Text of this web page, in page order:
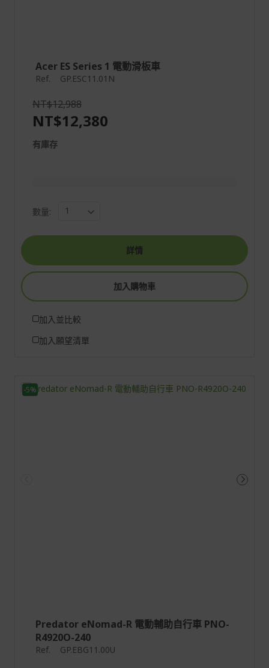
Acer ES Series 1 電動滑板車
Ref. GP.ESC11.01N
NT$12,988
NT$12,380
有庫存
數量:
詳情
加入購物車
加入並比較
加入願望清單
-5%
Predator eNomad-R 電動輔助自行車 PNO-
R4920O-240
Ref. GP.EBG11.00U